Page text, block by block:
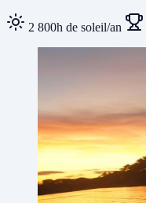
2 800h de soleil/an